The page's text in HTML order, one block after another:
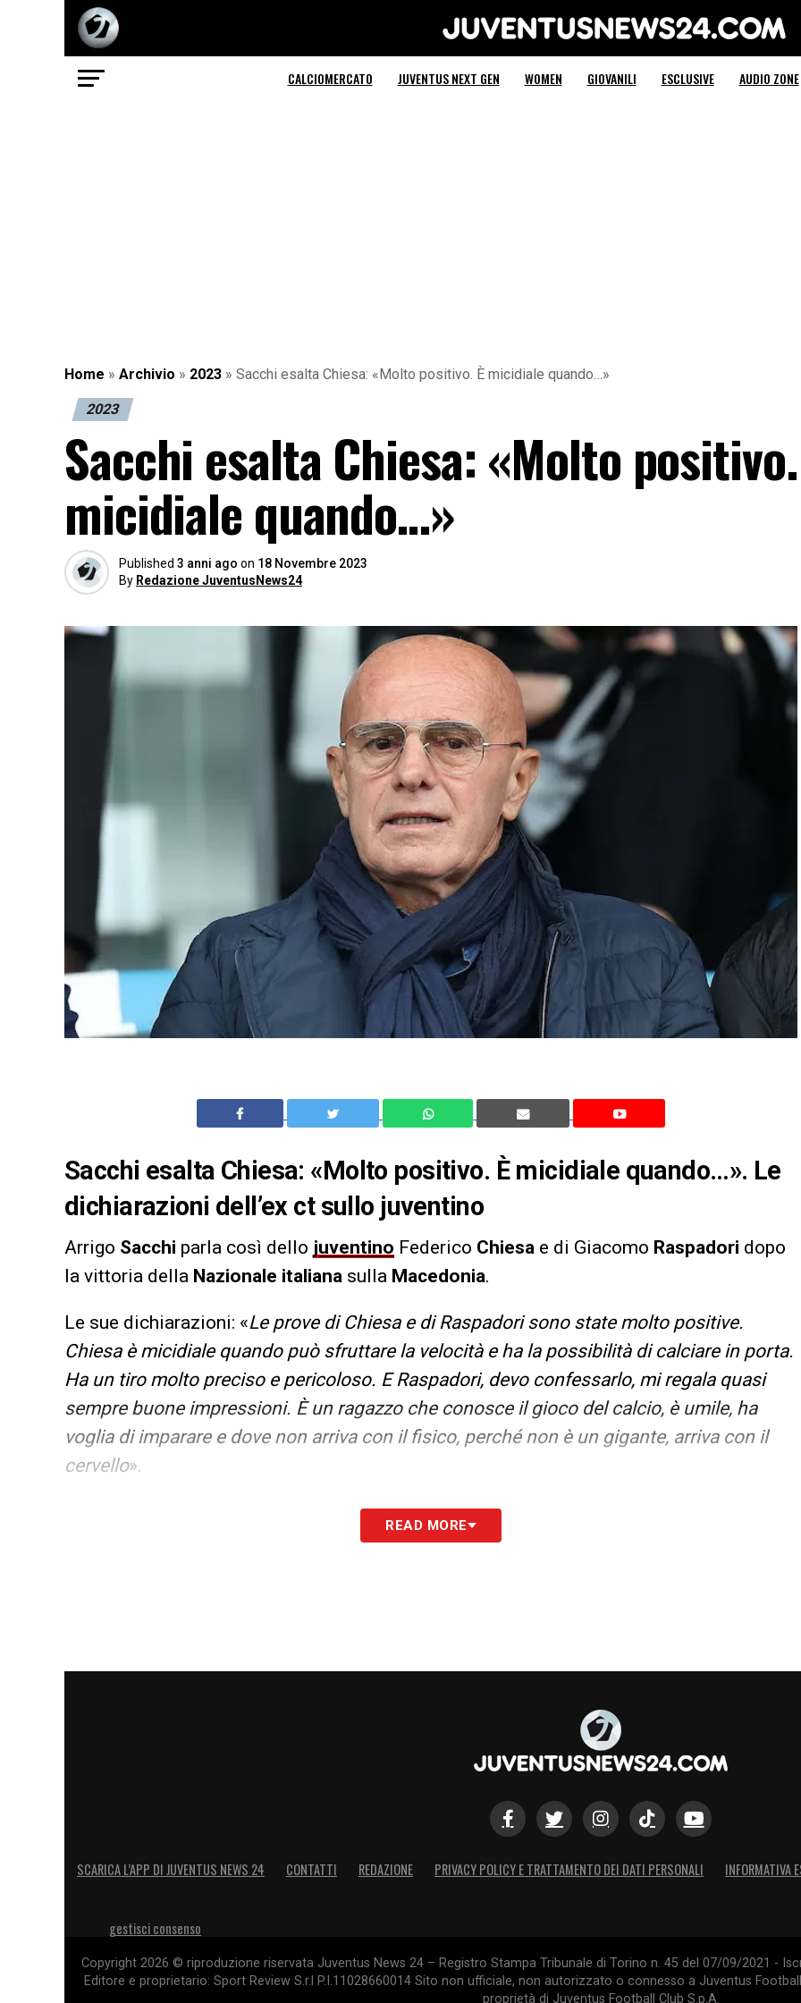
Juventus News 24
CALCIOMERCATO JUVENTUS NEXT GEN WOMEN GIOVANILI ESCLUSIVE AUDIO ZONE
Home » Archivio » 2023 » Sacchi esalta Chiesa: «Molto positivo. È micidiale quando…»
2023
Sacchi esalta Chiesa: «Molto
micidiale quando…»
Published 3 anni ago on 18 Novembre 2023
By Redazione JuventusNews24
Sacchi esalta Chiesa: «Molto positivo. È micidiale quando…». Le
dichiarazioni dell’ex ct sullo juventino
Arrigo Sacchi parla così dello juventino Federico Chiesa e di Giacomo Raspadori dopo
la vittoria della Nazionale italiana sulla Macedonia.
Le sue dichiarazioni: «Le prove di Chiesa e di Raspadori sono state molto positive.
Chiesa è micidiale quando può sfruttare la velocità e ha la possibilità di calciare in porta.
Ha un tiro molto preciso e pericoloso. E Raspadori, devo confessarlo, mi regala quasi
sempre buone impressioni. È un ragazzo che conosce il gioco del calcio, è umile, ha
voglia di imparare e dove non arriva con il fisico, perché non è un gigante, arriva con il
cervello».
LA PLAYLIST DELLE NOSTRE TOP NEWSREAD MORE
SCARICA L’APP DI JUVENTUS NEWS 24 CONTATTI REDAZIONE PRIVACY POLICY E TRATTAMENTO DEI DATI PERSONALI INFORMATIVA
gestisci consenso
Copyright 2026 © riproduzione riservata Juventus News 24 – Registro Stampa Tribunale di Torino n. 45 del 07/09/2021 -
Editore e proprietario: Sport Review S.r.l P.I.11028660014 Sito non ufficiale, non autorizzato o connesso a Juventus
proprietà di Juventus Football Club S.p.A.